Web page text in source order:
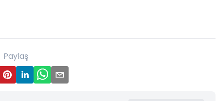
Paylaş